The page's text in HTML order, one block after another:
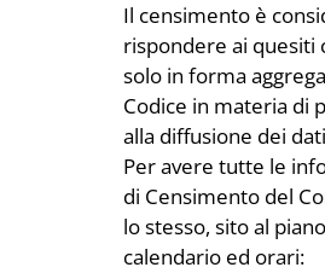
Il censimento è
rispondere ai quesiti
solo in forma
Codice in materia di
alla diffusione dei
Per avere tutte le
di Censimento del
lo stesso, sito al
calendario ed orari: